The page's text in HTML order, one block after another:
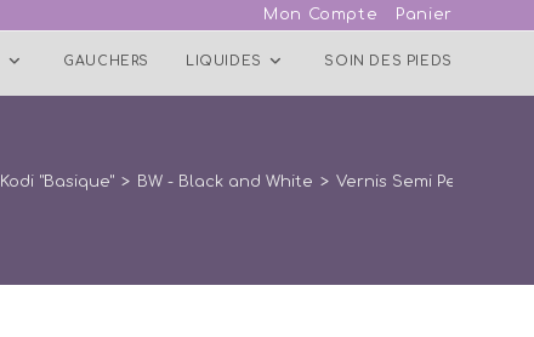
Mon Compte Panier
GAUCHERS LIQUIDES SOIN DES PIEDS
Kodi "Basique" > BW - Black and White > Vernis Semi Permanent